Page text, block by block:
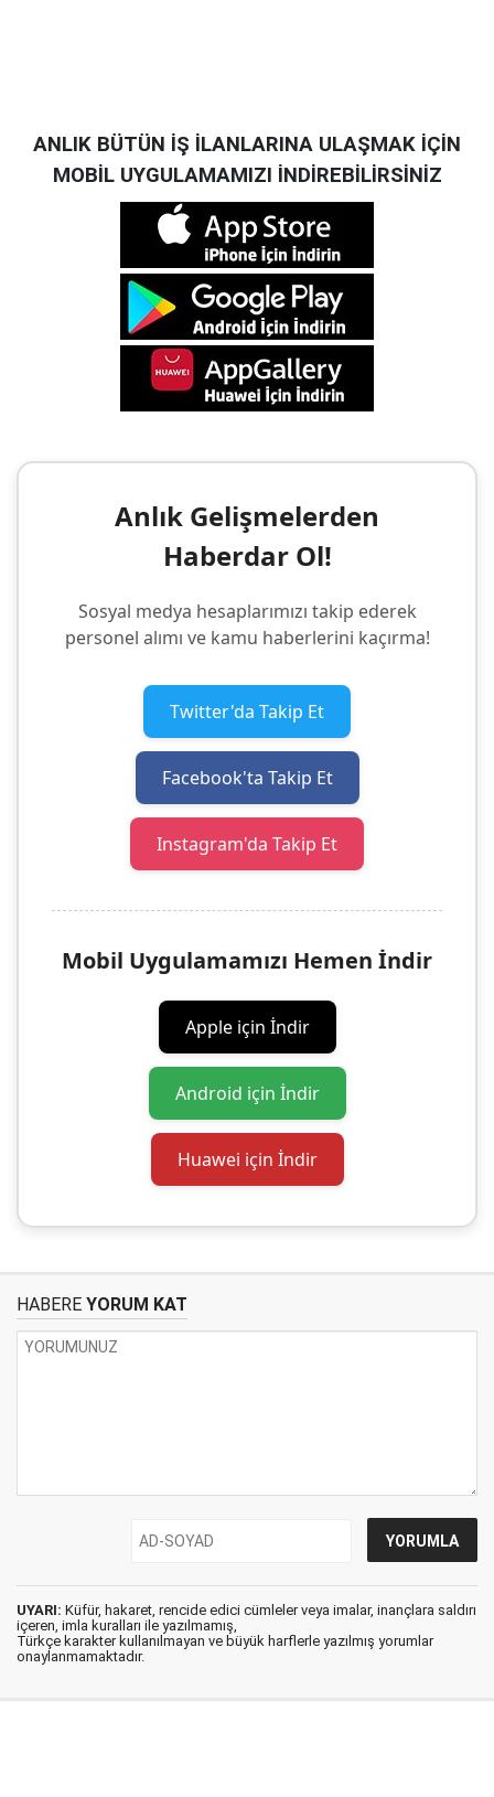
ANLIK BÜTÜN İŞ İLANLARINA ULAŞMAK İÇİN
MOBİL UYGULAMAMIZI İNDİREBİLİRSİNİZ
Anlık Gelişmelerden
Haberdar Ol!
Sosyal medya hesaplarımızı takip ederek
personel alımı ve kamu haberlerini kaçırma!
Twitter'da Takip Et
Facebook'ta Takip Et
Instagram'da Takip Et
Mobil Uygulamamızı Hemen İndir
Apple için İndir
Android için İndir
Huawei için İndir
HABERE YORUM KAT
UYARI: Küfür, hakaret, rencide edici cümleler veya imalar, inançlara saldırı
içeren, imla kuralları ile yazılmamış,
Türkçe karakter kullanılmayan ve büyük harflerle yazılmış yorumlar
onaylanmamaktadır.